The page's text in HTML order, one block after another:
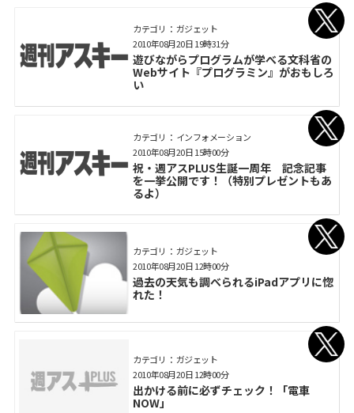
カテゴリ： ガジェット
遊びながらプログラムが学べる文科省の
Webサイト『プログラミン』がおもしろ
い
2010年08月20日 19時31分
カテゴリ： インフォメーション
祝・週アスPLUS生誕一周年 記念記事
を一挙公開です！（特別プレゼントもあ
るよ）
2010年08月20日 15時00分
カテゴリ： ガジェット
過去の天気も調べられるiPadアプリに惚
れた！
2010年08月20日 12時00分
カテゴリ： ガジェット
出かける前に必ずチェック！「電車
NOW」
2010年08月20日 12時00分